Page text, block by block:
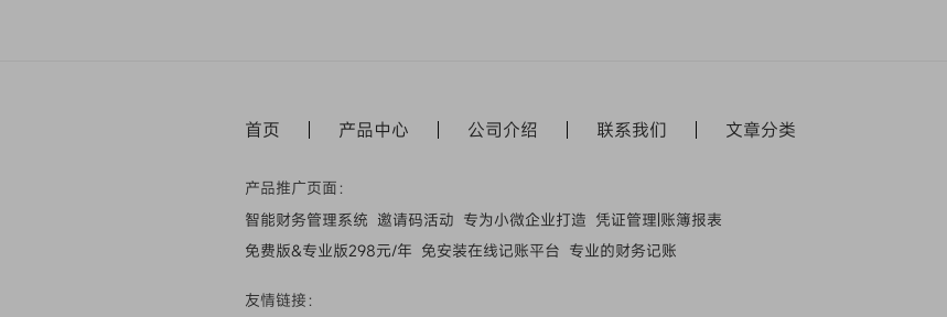
首页 产品中心 公司介绍 联系我们 文章分类
产品推广页面：
智能财务管理系统 邀请码活动 专为小微企业打造 凭证管理|账簿报表
免费版&专业版298元/年 免安装在线记账平台 专业的财务记账
友情链接：